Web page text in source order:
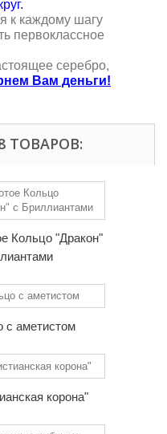
к каждому шагу
первоклассное
серебро,
Вам деньги!
ТОВАРОВ:
Кольцо "Дракон"
с аметистом
корона"